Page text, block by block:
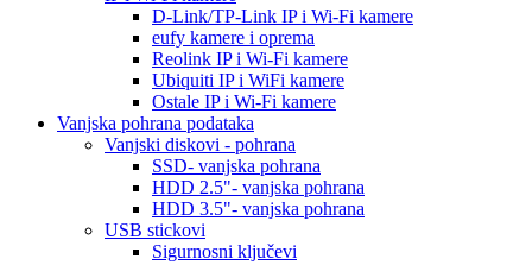
D-Link/TP-Link IP i Wi-Fi kamere
eufy kamere i oprema
Reolink IP i Wi-Fi kamere
Ubiquiti IP i WiFi kamere
Ostale IP i Wi-Fi kamere
Vanjska pohrana podataka
Vanjski diskovi - pohrana
SSD- vanjska pohrana
HDD 2.5"- vanjska pohrana
HDD 3.5"- vanjska pohrana
USB stickovi
Sigurnosni ključevi